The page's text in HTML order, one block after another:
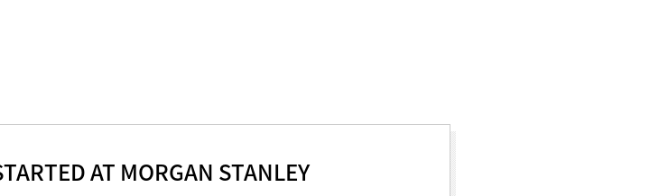
AT MORGAN STANLEY